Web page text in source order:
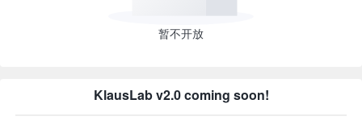
暂不开放
KlausLab v2.0 coming soon!